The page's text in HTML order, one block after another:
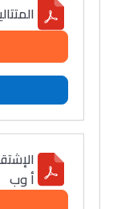
أ وب